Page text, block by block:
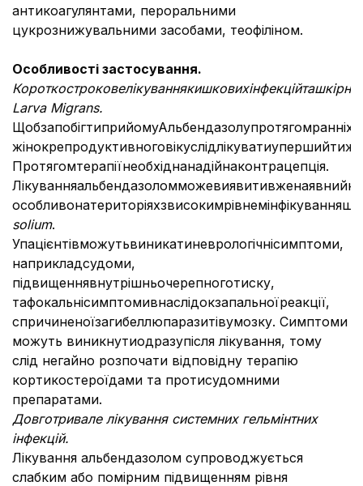
антикоагулянтами, пероральними
цукрознижувальними засобами, теофіліном.
Особливості застосування.
Короткостроковелікуваннякишковихінфекційта
Larva Migrans.
Протягомтерапіїнеобхіднанадійнаконтрацепція.
solium.
Упацієнтівможутьвиникатиневрологічнісимптоми,
наприкладсудоми,
підвищеннявнутрішньочерепноготиску,
тафокальнісимптомивнаслідокзапальноїреакції,
спричиненоїзагибеллюпаразитівумозку. Симптоми
можуть виникнутиодразупісля лікування, тому
слід негайно розпочати відповідну терапію
кортикостероїдами та протисудомними
препаратами.
Довготривале лікування системних гельмінтних
інфекцій.
Лікування альбендазолом супроводжується
слабким або помірним підвищенням рівня